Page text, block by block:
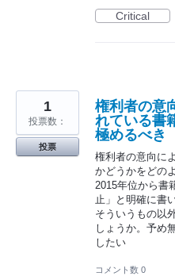
Critical
権利者の意
れている書
極めるべき
権利者の意向に
かどうかをどの
2015年位から書
止」と明確に書
そういうもの以
しょうか。予め
したい
1
投票数：
投票
コメント数 0